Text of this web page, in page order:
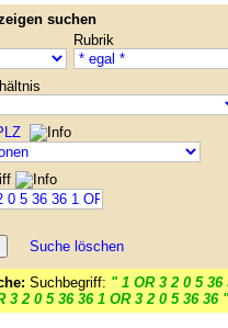
suchen
Rubrik
Suche löschen
Suchbegriff: " 1 OR 3 2 0 5 36
3 2 0 5 36 36 1 OR 3 2 0 5 36 36 "